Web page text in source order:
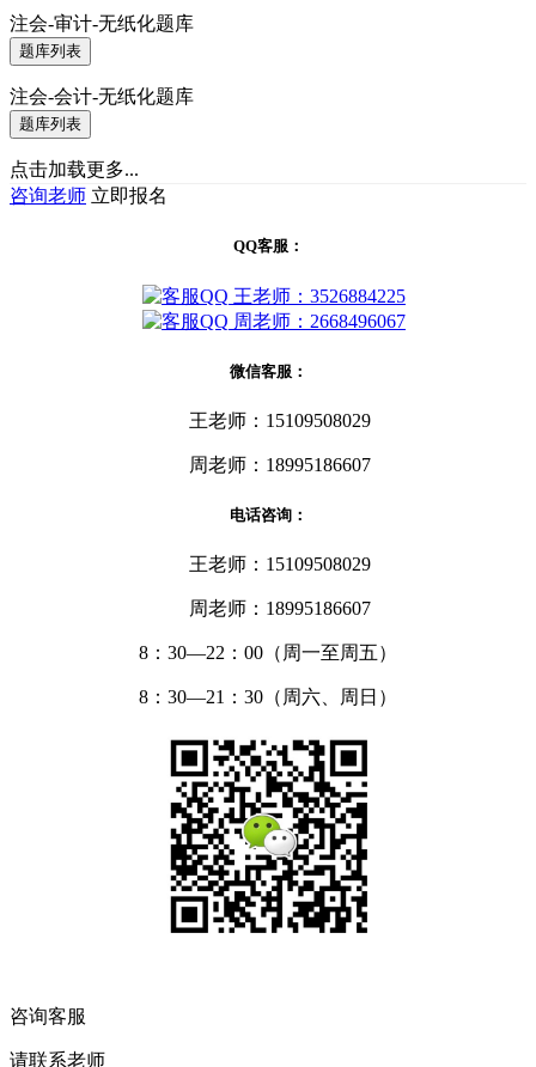
注会-审计-无纸化题库
题库列表
注会-会计-无纸化题库
题库列表
点击加载更多...
咨询老师 立即报名
QQ客服：
王老师：3526884225
周老师：2668496067
微信客服：
王老师：15109508029
周老师：18995186607
电话咨询：
王老师：15109508029
周老师：18995186607
8：30—22：00（周一至周五）
8：30—21：30（周六、周日）
咨询客服
请联系老师